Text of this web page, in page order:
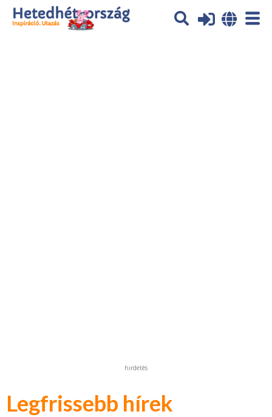
Az oldal sütiket (cookies) használ. További tájékoztatás itt:
tájékoztató
hirdetés
Legfrissebb hírek